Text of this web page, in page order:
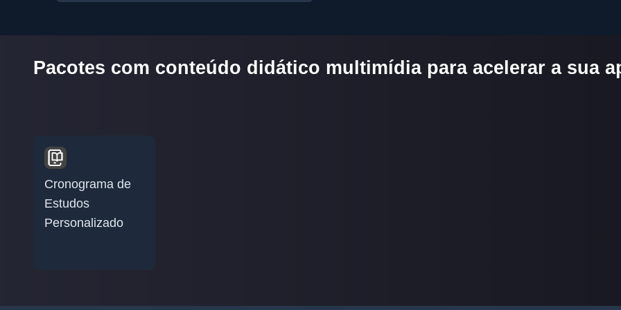
Pacotes com conteúdo didático multimídia para acelerar a sua
Cronograma de
Estudos
Personalizado